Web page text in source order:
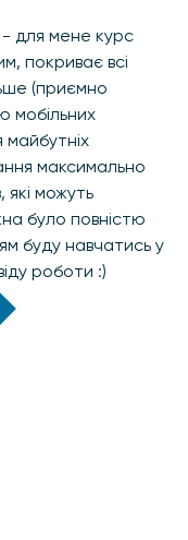
для мене курс
покриває всі
(приємно
мобільних
максимально
які можуть
було повністю
буду навчатись у
роботи :)